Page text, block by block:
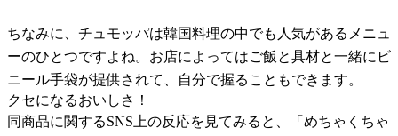
ちなみに、チュモッパは韓国料理の中でも人気があるメニュ
ーのひとつですよね。お店によってはご飯と具材と一緒にビ
ニール手袋が提供されて、自分で握ることもできます。
クセになるおいしさ！
同商品に関するSNS上の反応を見てみると、「めちゃくちゃ